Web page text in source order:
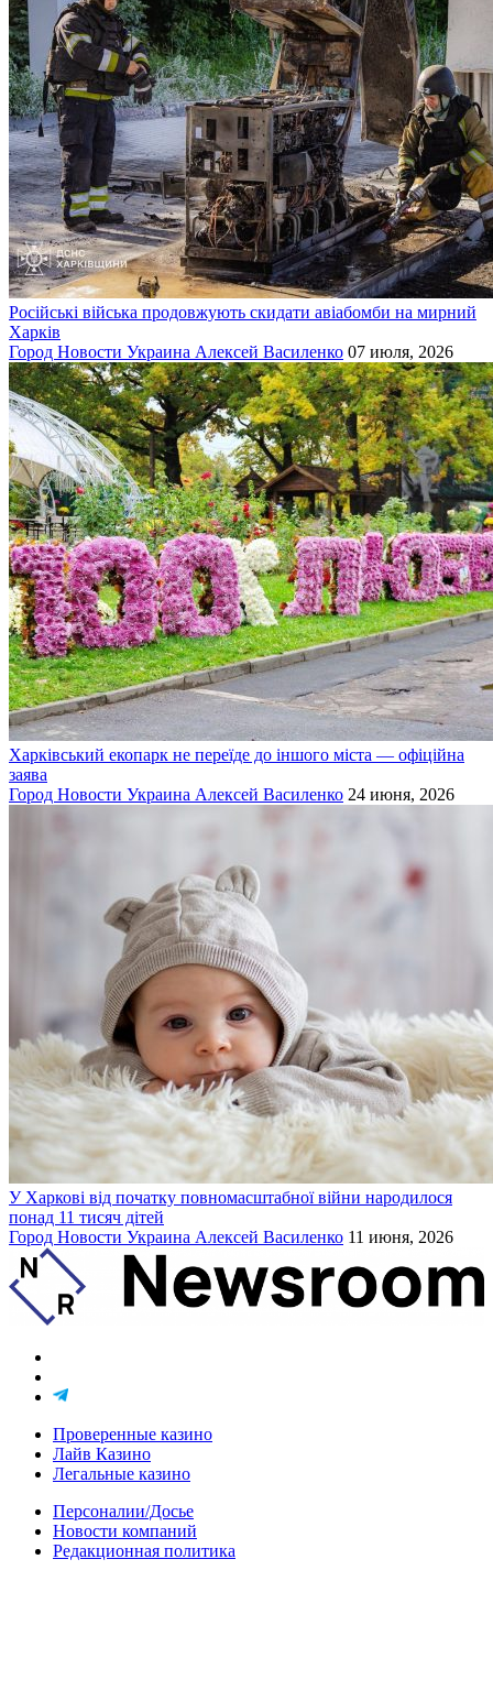
Російські війська продовжують скидати авіабомби на мирний
Харків
Город Новости Украина Алексей Василенко 07 июля, 2026
Харківський екопарк не переїде до іншого міста — офіційна
заява
Город Новости Украина Алексей Василенко 24 июня, 2026
У Харкові від початку повномасштабної війни народилося
понад 11 тисяч дітей
Город Новости Украина Алексей Василенко 11 июня, 2026
Проверенные казино
Лайв Казино
Легальные казино
Персоналии/Досье
Новости компаний
Редакционная политика